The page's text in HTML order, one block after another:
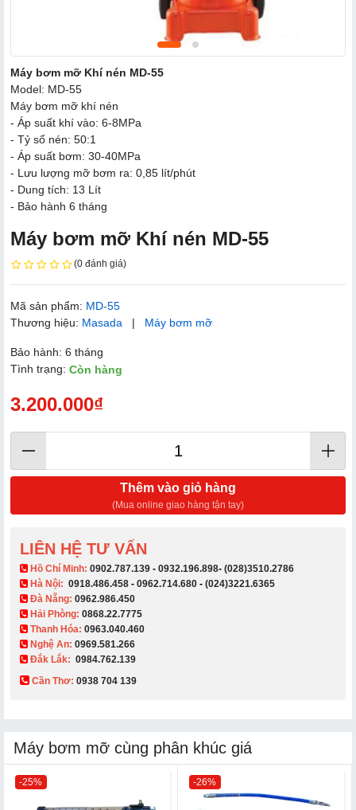
Máy bơm mỡ Khí nén MD-55
Model: MD-55
Máy bơm mỡ khí nén
- Áp suất khí vào: 6-8MPa
- Tỷ số nén: 50:1
- Áp suất bơm: 30-40MPa
- Lưu lượng mỡ bơm ra: 0,85 lít/phút
- Dung tích: 13 Lít
- Bảo hành 6 tháng
Máy bơm mỡ Khí nén MD-55
(0 đánh giá)
Mã sản phẩm: MD-55
Thương hiệu: Masada | Máy bơm mỡ
Bảo hành: 6 tháng
Tình trạng: Còn hàng
3.200.000₫
Thêm vào giỏ hàng
(Mua online giao hàng tận tay)
LIÊN HỆ TƯ VẤN
​ Hồ Chí Minh: 0902.787.139 - 0932.196.898- (028)3510.2786
Hà Nội: 0918.486.458 - 0962.714.680 - (024)3221.6365
Đà Nẵng: 0962.986.450
Hải Phòng: 0868.22.7775
Thanh Hóa: 0963.040.460
Nghệ An: 0969.581.266
Đắk Lắk: 0984.762.139
Cần Thơ: 0938 704 139​
Máy bơm mỡ cùng phân khúc giá
-25% -26%